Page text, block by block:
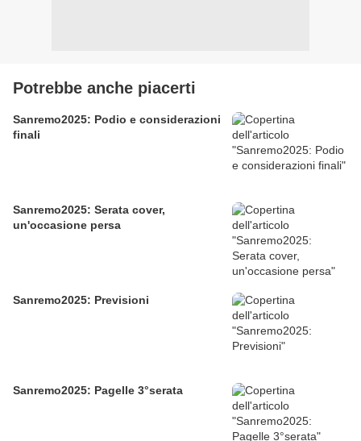
Potrebbe anche piacerti
Sanremo2025: Podio e considerazioni
finali
Sanremo2025: Serata cover,
un'occasione persa
Sanremo2025: Previsioni
Sanremo2025: Pagelle 3°serata